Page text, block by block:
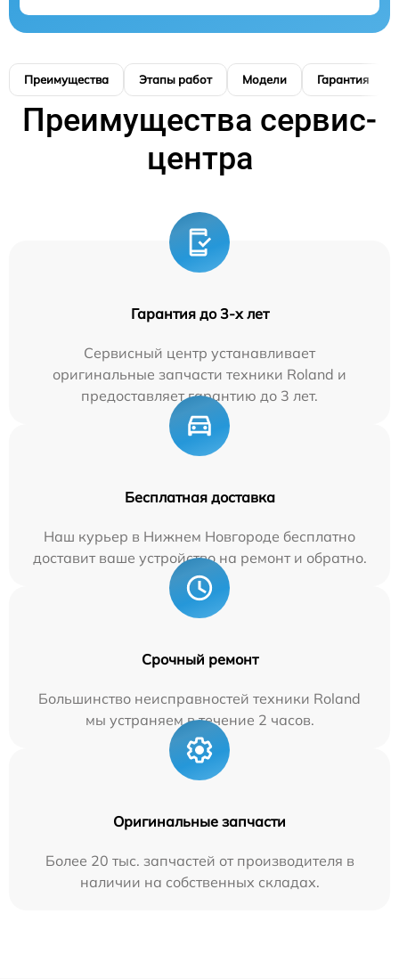
Преимущества Этапы работ Модели Гарантия
Преимущества сервис-
центра
Гарантия до 3-х лет
Сервисный центр устанавливает
оригинальные запчасти техники Roland и
предоставляет гарантию до 3 лет.
Бесплатная доставка
Наш курьер в Нижнем Новгороде бесплатно
доставит ваше устройство на ремонт и обратно.
Срочный ремонт
Большинство неисправностей техники Roland
мы устраняем в течение 2 часов.
Оригинальные запчасти
Более 20 тыс. запчастей от производителя в
наличии на собственных складах.